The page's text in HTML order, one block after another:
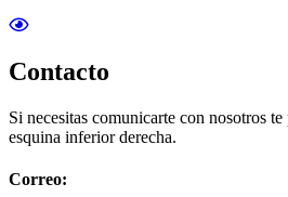
Contacto
Si necesitas comunicarte con nosotros
esquina inferior derecha.
Correo: